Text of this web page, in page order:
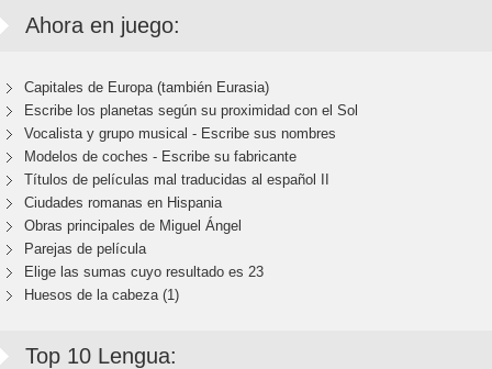
Ahora en juego:
Capitales de Europa (también Eurasia)
Escribe los planetas según su proximidad con el Sol
Vocalista y grupo musical - Escribe sus nombres
Modelos de coches - Escribe su fabricante
Títulos de películas mal traducidas al español II
Ciudades romanas en Hispania
Obras principales de Miguel Ángel
Parejas de película
Elige las sumas cuyo resultado es 23
Huesos de la cabeza (1)
Top 10 Lengua: